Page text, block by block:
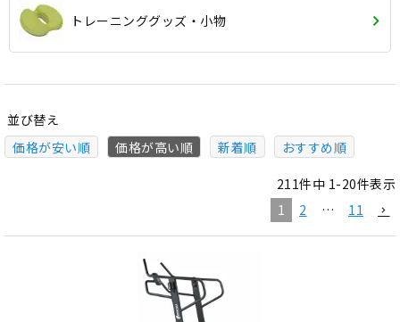
トレーニンググッズ・小物
並び替え
価格が安い順
価格が高い順 新着順 おすすめ順
211件中 1-20件表示
1
2 … 11